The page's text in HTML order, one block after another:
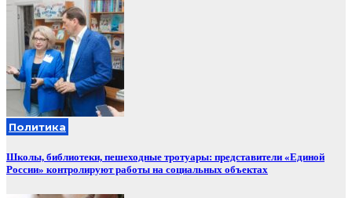
Политика
Школы, библиотеки, пешеходные тротуары: представители «Единой
России» контролируют работы на социальных объектах